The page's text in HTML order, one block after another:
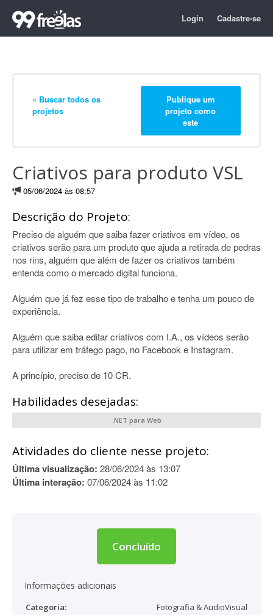
Login Cadastre-se
« Buscar todos os
projetos
Publique um
projeto como
este
Criativos para produto VSL
05/06/2024 às 08:57
Descrição do Projeto:
Preciso de alguém que saiba fazer criativos em vídeo, os
criativos serão para um produto que ajuda a retirada de pedras
nos rins, alguém que além de fazer os criativos também
entenda como o mercado digital funciona.
Alguém que já fez esse tipo de trabalho e tenha um pouco de
experiência.
Alguém que saiba editar criativos com I.A., os vídeos serão
para utilizar em tráfego pago, no Facebook e Instagram.
A princípio, preciso de 10 CR.
Habilidades desejadas:
.NET para Web
Atividades do cliente nesse projeto:
Última visualização: 28/06/2024 às 13:07
Última interação: 07/06/2024 às 11:02
Concluído
Informações adicionais
Categoria:
Fotografia & AudioVisual